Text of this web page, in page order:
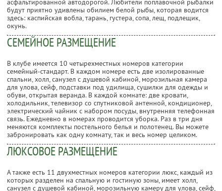
асфальтированной автодорогой. Любители поплавочной рыбалки
будут приятно удивлены обилием белой рыбы, которая водится
здесь: каспийская вобла, тарань, густера, сопа, лещ, подлещик,
окунь.
СЕМЕЙНОЕ РАЗМЕЩЕНИЕ
В клубе имеется 10 четырехместных номеров категории
семейный-стандарт. В каждом номере есть две изолированные
спальни, холл, санузел с душевой кабиной, морозильная камера
для улова, сейф, подставки под удилища, сушилки для одежды и
обуви, открытая веранда. В каждой комнате: две кровати,
холодильник, телевизор со спутниковой антенной, кондиционер,
электрический чайник с набором посуды, внутренняя телефонная
связь. Ежедневно в номерах проводится уборка. Раз в три дня
меняются комплекты постельного белья и полотенец. Вы можете
забронировать как одну комнату, так и весь номер целиком.
ЛЮКСОВОЕ РАЗМЕЩЕНИЕ
А также есть 11 двухместных номеров категории люкс, каждый из
которых разделен на спальную и гостиную зоны, имеет холл,
санузел с душевой кабиной, морозильную камеру для улова, сейф,